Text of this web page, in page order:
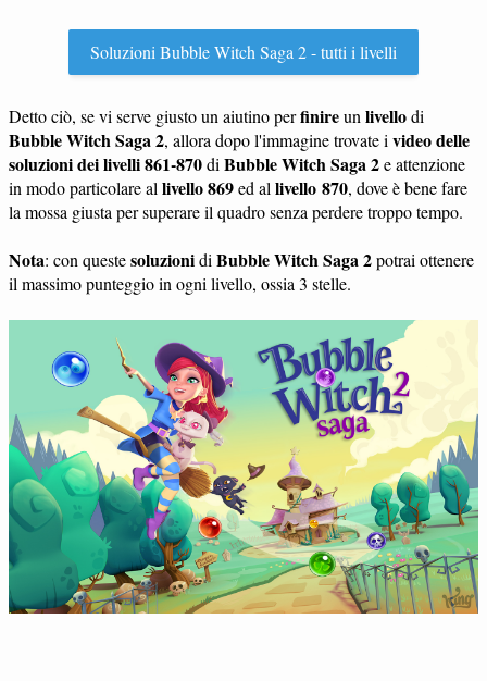
Soluzioni Bubble Witch Saga 2 - tutti i livelli
Detto ciò, se vi serve giusto un aiutino perfinireun livellodi
Bubble Witch Saga 2, allora dopo l'immagine trovate i video delle
soluzioni dei livelli 861-870di Bubble Witch Saga 2e attenzione
in modo particolare al livello 869ed al livello 870, dove è bene fare
la mossa giusta per superare il quadro senza perdere troppo tempo.
Nota: con questesoluzionidi Bubble Witch Saga 2potrai ottenere
il massimo punteggio in ogni livello, ossia 3 stelle.